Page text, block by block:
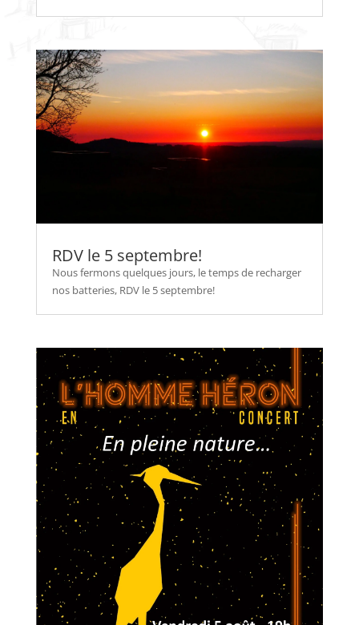
RDV le 5 septembre!
Nous fermons quelques jours, le temps de recharger
nos batteries, RDV le 5 septembre!